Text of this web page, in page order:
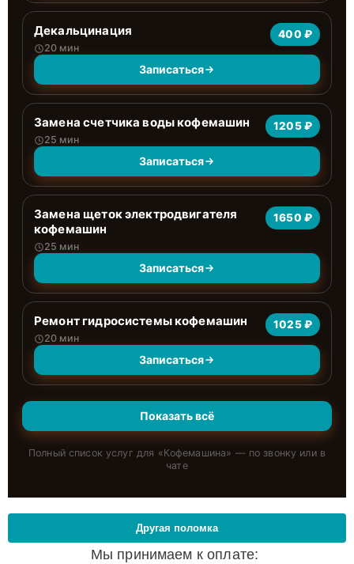
Декальцинация
20 мин
400 ₽
Записаться
Замена счетчика воды кофемашин
25 мин
1205 ₽
Записаться
Замена щеток электродвигателя
кофемашин
25 мин
1650 ₽
Записаться
Ремонт гидросистемы кофемашин
20 мин
1025 ₽
Записаться
Показать всё
Полный список услуг для «Кофемашина» — по звонку или в
чате
Мы принимаем к оплате:
Другая поломка